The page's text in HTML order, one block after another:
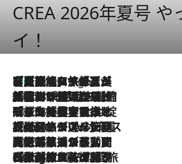
CREA 2026年夏号 や
イ！
5 Hours Ago
【厳選旅コスメ】「多機能アイテムがメイン！」旅好き美容エディターが選んだ夏旅ベストコスメを発表【Mサイズジップ】
2026.8.6
「荷物が増えるほど旅ストレスは増す」美容ジャーナリストがたどり着いた最終結論。“化粧品を劇的に減らす”感動の凝縮美容とは
2026.8.6
「旅先には金髪ウィッグを持参」日本と同じメイクでは損してる!? 美容ジャーナリストが提案する“掟破りの旅美容”とは
2026.8.6
【厳選旅コスメ】「身軽さ＆UV対策重視！」ヘアアーティストshucoが選んだ夏旅ベストコスメを発表【Mサイズジップ】
2026.8.5
【厳選旅コスメ】国内をあちこち移動する河井菜摘が選んだ夏旅ベストコスメ発表！「リラックスアイテムはマスト」【Mサイズジップ】
2026.8.4
【厳選旅コスメ】「紫外線＆乾燥対策しながらメイク感も！」ヘア＆メイクGeorgeが選んだ夏旅ベストコスメを発表！【Mサイズジップ】